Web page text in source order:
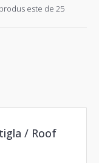
este de 25
/ Roof